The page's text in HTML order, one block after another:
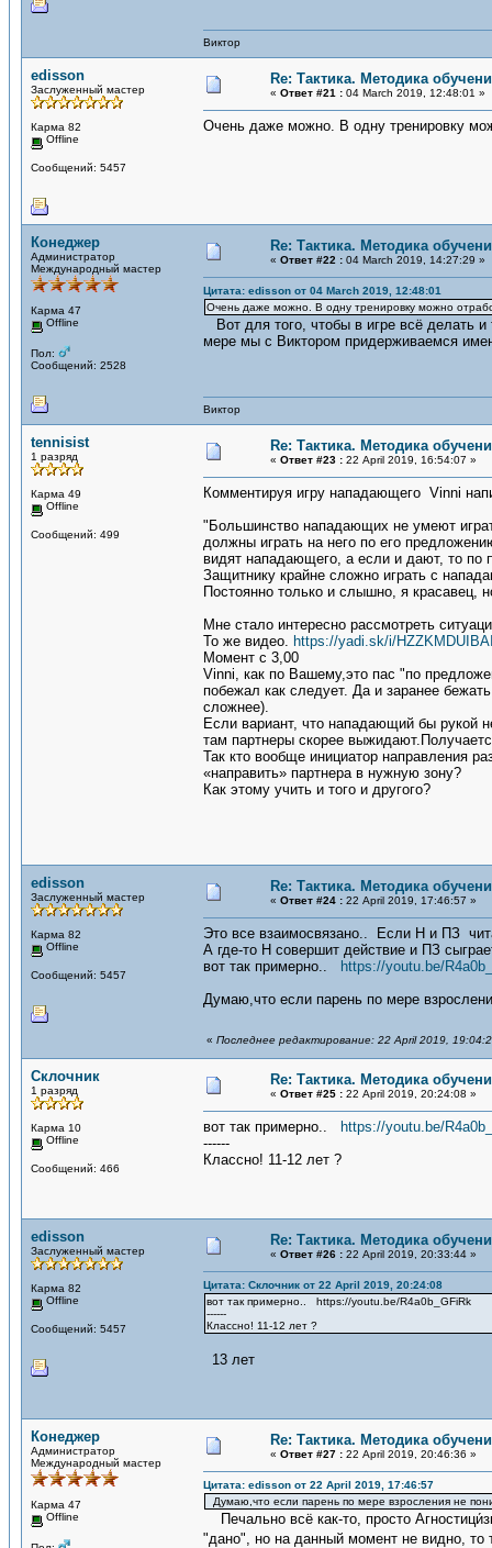
Виктор
edisson
Заслуженный мастер
Карма 82
Offline
Сообщений: 5457
Re: Тактика. Методика
« Ответ #21 : 04 March 2019, 12:48:01 »
Очень даже можно. В одну тренировку
Конеджер
Администратор
Международный мастер
Карма 47
Offline
Пол:
Сообщений: 2528
Re: Тактика. Методика
« Ответ #22 : 04 March 2019, 14:27:29 »
Цитата: edisson от 04 March 2019, 12:48:01
Очень даже можно. В одну тренировку можно
Вот для того, чтобы в игре всё делать и
мере мы с Виктором придерживаемся
Виктор
tennisist
1 разряд
Карма 49
Offline
Сообщений: 499
Re: Тактика. Методика
« Ответ #23 : 22 April 2019, 16:54:07 »
Комментируя игру нападающего Vinni
"Большинство нападающих не умеют
должны играть на него по его
видят нападающего, а если и дают, то по
Защитнику крайне сложно играть с
Постоянно только и слышно, я красавец,
Мне стало интересно рассмотреть
То же видео. https://yadi.sk/i/
Момент с 3,00
Vinni, как по Вашему,это пас "по
побежал как следует. Да и заранее
сложнее).
Если вариант, что нападающий бы рукой
там партнеры скорее
Так кто вообще инициатор направления
«направить» партнера в нужную зону?
Как этому учить и того и другого?
edisson
Заслуженный мастер
Карма 82
Offline
Сообщений: 5457
Re: Тактика. Методика
« Ответ #24 : 22 April 2019, 17:46:57 »
Это все взаимосвязано.. Если Н и ПЗ
А где-то Н совершит действие и ПЗ
вот так примерно..
https://youtu.be/
Думаю,что если парень по мере
« Последнее редактирование: 22 April 2019,
Склочник
1 разряд
Карма 10
Offline
Сообщений: 466
Re: Тактика. Методика
« Ответ #25 : 22 April 2019, 20:24:08 »
вот так примерно..
https://youtu.be/
------
Классно! 11-12 лет ?
edisson
Заслуженный мастер
Карма 82
Offline
Сообщений: 5457
Re: Тактика. Методика
« Ответ #26 : 22 April 2019, 20:33:44 »
Цитата: Склочник от 22 April 2019, 20:24:08
вот так примерно.. https://youtu.be/R4a0b_GFiRk
------
Классно! 11-12 лет ?
13 лет
Конеджер
Администратор
Международный мастер
Карма 47
Offline
Re: Тактика. Методика
« Ответ #27 : 22 April 2019, 20:46:36 »
Цитата: edisson от 22 April 2019, 17:46:57
Думаю,что если парень по мере взросления не
Печально всё как-то, просто
"дано", но на данный момент не видно, то